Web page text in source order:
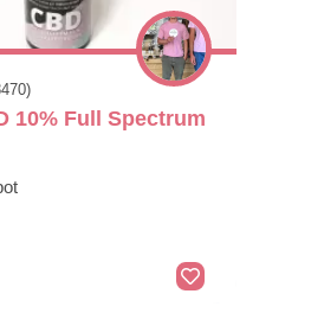
10% Full Spectrum